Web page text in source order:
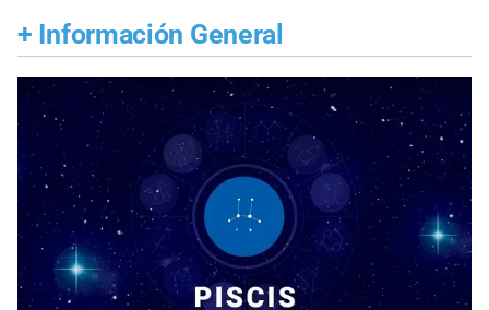
+ Información General